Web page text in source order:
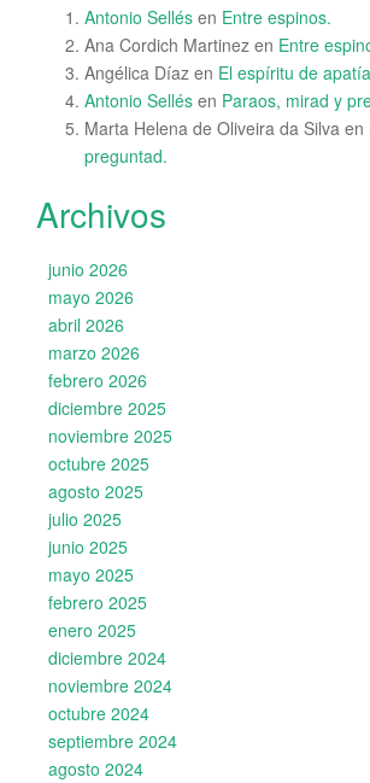
Antonio Sellés en Entre espinos.
Ana Cordich Martinez en Entre
Angélica Díaz en El espíritu de
Antonio Sellés en Paraos, mirad y
Marta Helena de Oliveira da Silva en
preguntad.
Archivos
junio 2026
mayo 2026
abril 2026
marzo 2026
febrero 2026
diciembre 2025
noviembre 2025
octubre 2025
agosto 2025
julio 2025
junio 2025
mayo 2025
febrero 2025
enero 2025
diciembre 2024
noviembre 2024
octubre 2024
septiembre 2024
agosto 2024